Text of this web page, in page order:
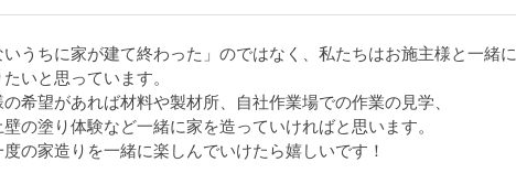
いうちに家が建て終わった」のではなく、私たちはお施主様と一緒に
いと思っています。
希望があれば材料や製材所、自社作業場での作業の見学、
の塗り体験など一緒に家を造っていければと思います。
の家造りを一緒に楽しんでいけたら嬉しいです！